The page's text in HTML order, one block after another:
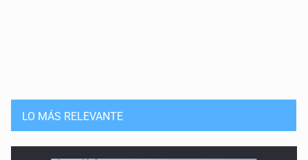
LO MÁS RELEVANTE